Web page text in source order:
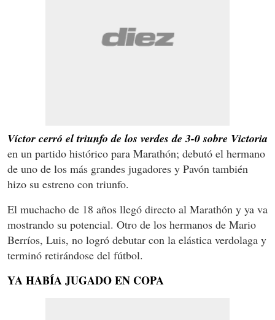
Víctor cerró el triunfo de los verdes de 3-0 sobre Victoria
en un partido histórico para Marathón; debutó el hermano
de uno de los más grandes jugadores y Pavón también
hizo su estreno con triunfo.
El muchacho de 18 años llegó directo al Marathón y ya va
mostrando su potencial. Otro de los hermanos de Mario
Berríos, Luis, no logró debutar con la elástica verdolaga y
terminó retirándose del fútbol.
YA HABÍA JUGADO EN COPA